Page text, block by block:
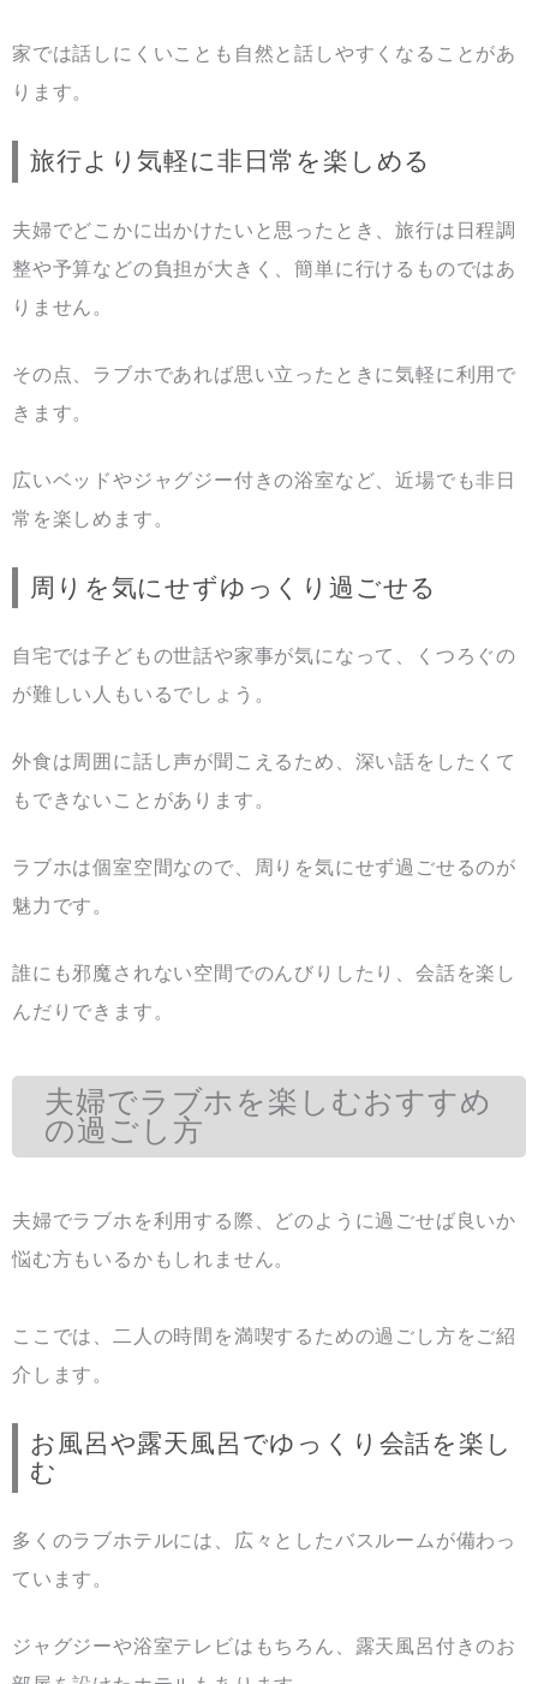
家では話しにくいことも自然と話しやすくなることがあ
ります。
旅行より気軽に非日常を楽しめる
夫婦でどこかに出かけたいと思ったとき、旅行は日程調
整や予算などの負担が大きく、簡単に行けるものではあ
りません。
その点、ラブホであれば思い立ったときに気軽に利用で
きます。
広いベッドやジャグジー付きの浴室など、近場でも非日
常を楽しめます。
周りを気にせずゆっくり過ごせる
自宅では子どもの世話や家事が気になって、くつろぐの
が難しい人もいるでしょう。
外食は周囲に話し声が聞こえるため、深い話をしたくて
もできないことがあります。
ラブホは個室空間なので、周りを気にせず過ごせるのが
魅力です。
誰にも邪魔されない空間でのんびりしたり、会話を楽し
んだりできます。
夫婦でラブホを楽しむおすすめ
の過ごし方
夫婦でラブホを利用する際、どのように過ごせば良いか
悩む方もいるかもしれません。
ここでは、二人の時間を満喫するための過ごし方をご紹
介します。
お風呂や露天風呂でゆっくり会話を楽し
む
多くのラブホテルには、広々としたバスルームが備わっ
ています。
ジャグジーや浴室テレビはもちろん、露天風呂付きのお